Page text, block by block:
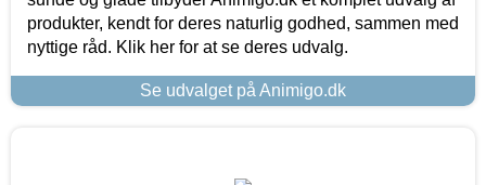
produkter, kendt for deres naturlig godhed, sammen med
nyttige råd. Klik her for at se deres udvalg.
Se udvalget på Animigo.dk